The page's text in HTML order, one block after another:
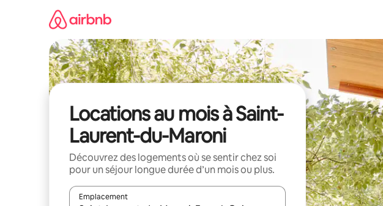
Locations au mois à Saint-
Laurent-du-Maroni
Découvrez des logements où se sentir chez soi
pour un séjour longue durée d’un mois ou plus.
Emplacement